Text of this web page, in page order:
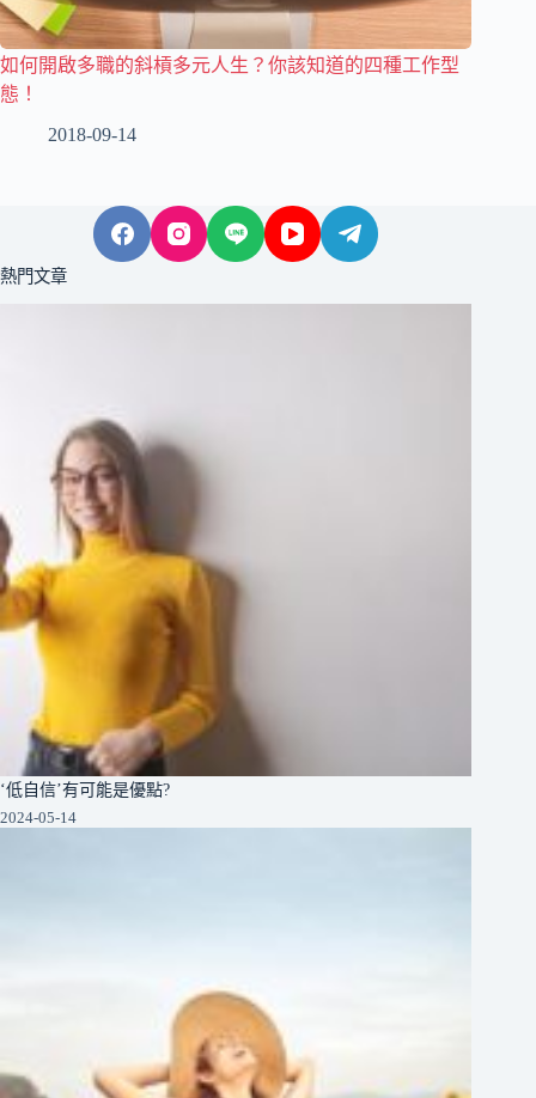
如何開啟多職的斜槓多元人生？你該知道的四種工作型
態！
2018-09-14
熱門文章
‘低自信’有可能是優點?
2024-05-14